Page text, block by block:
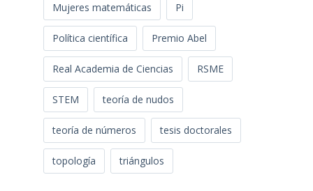
Mujeres matemáticas Pi
Política científica Premio Abel
Real Academia de Ciencias RSME
STEM teoría de nudos
teoría de números tesis doctorales
topología triángulos